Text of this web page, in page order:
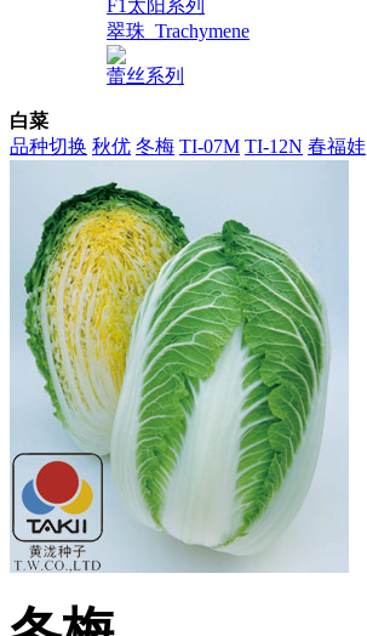
F1太阳系列
翠珠_Trachymene
蕾丝系列
白菜
品种切换 秋优 冬梅 TI-07M TI-12N 春福娃